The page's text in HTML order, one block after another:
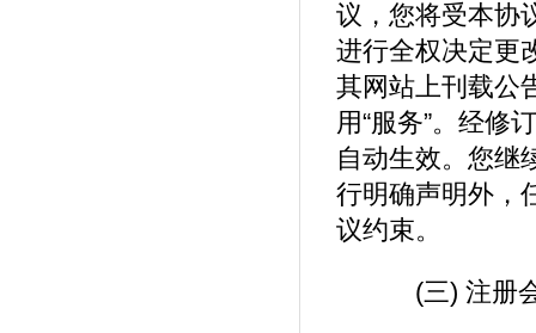
议，您将受本协
进行全权决定更
其网站上刊载公
用“服务”。经修
自动生效。您继
行明确声明外，
议约束。
(三) 注册会